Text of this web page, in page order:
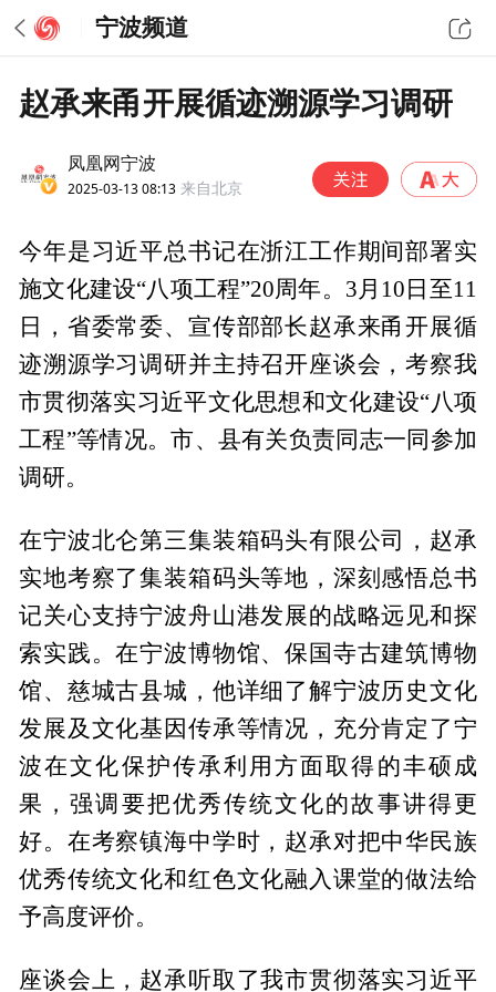
宁波频道
赵承来甬开展循迹溯源学习调研
凤凰网宁波
2025-03-13 08:13 来自北京
今年是习近平总书记在浙江工作期间部署实
施文化建设“八项工程”20周年。3月10日至11
日，省委常委、宣传部部长赵承来甬开展循
迹溯源学习调研并主持召开座谈会，考察我
市贯彻落实习近平文化思想和文化建设“八项
工程”等情况。市、县有关负责同志一同参加
调研。
在宁波北仑第三集装箱码头有限公司，赵承
实地考察了集装箱码头等地，深刻感悟总书
记关心支持宁波舟山港发展的战略远见和探
索实践。在宁波博物馆、保国寺古建筑博物
馆、慈城古县城，他详细了解宁波历史文化
发展及文化基因传承等情况，充分肯定了宁
波在文化保护传承利用方面取得的丰硕成
果，强调要把优秀传统文化的故事讲得更
好。在考察镇海中学时，赵承对把中华民族
优秀传统文化和红色文化融入课堂的做法给
予高度评价。
座谈会上，赵承听取了我市贯彻落实习近平